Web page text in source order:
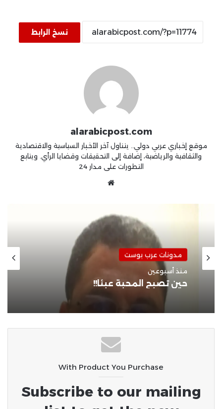
نسخ الرابط
alarabicpost.com
موقع إخباري عربي دولي.. يتناول آخر الأخبار السياسية والاقتصادية
والثقافية والرياضية، إضافة إلى التحقيقات وقضايا الرأي. ويتابع
التطورات على مدار 24
مدونات عرب بوست
منذ أسبوعين
حين تصبح المحبة عبئًا!!
مدونات عرب بوست
منذ أسبوعين
حين غاب الأب!!
With Product You Purchase
Subscribe to our mailing